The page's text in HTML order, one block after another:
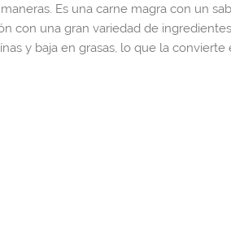
Es una carne magra con un
con una gran variedad de
y baja en grasas, lo que la convierte